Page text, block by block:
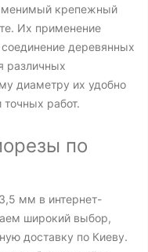
крепежный
Их применение
деревянных
различных
диаметру их удобно
точных работ.
по
мм в интернет-
широкий выбор,
доставку по Киеву.